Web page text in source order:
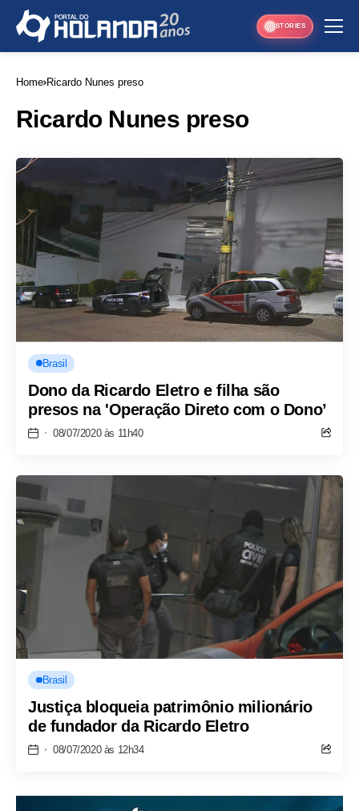
STORIES
Home Ricardo Nunes preso
Ricardo Nunes preso
Brasil
Dono da Ricardo Eletro e filha são
presos na 'Operação Direto com o Dono’
08/07/2020 às 11h40
Brasil
Justiça bloqueia patrimônio milionário
de fundador da Ricardo Eletro
08/07/2020 às 12h34